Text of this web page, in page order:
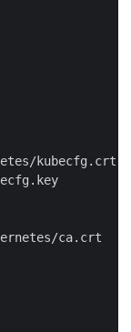
kubecfg.crt
ca.crt